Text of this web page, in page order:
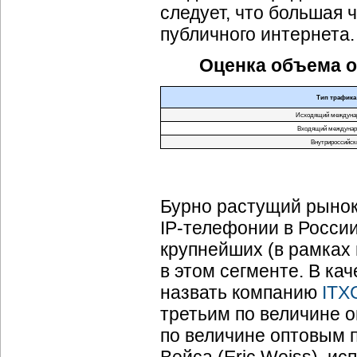
следует, что большая
публичного интернета.
Оценка объема
Тип трафика
Исходящий
Входящий
Бурно растущий
IP-телефонии в
крупнейших (в рамках
в этом сегменте. В
назвать компанию
третьим по величине
по величине оптовым